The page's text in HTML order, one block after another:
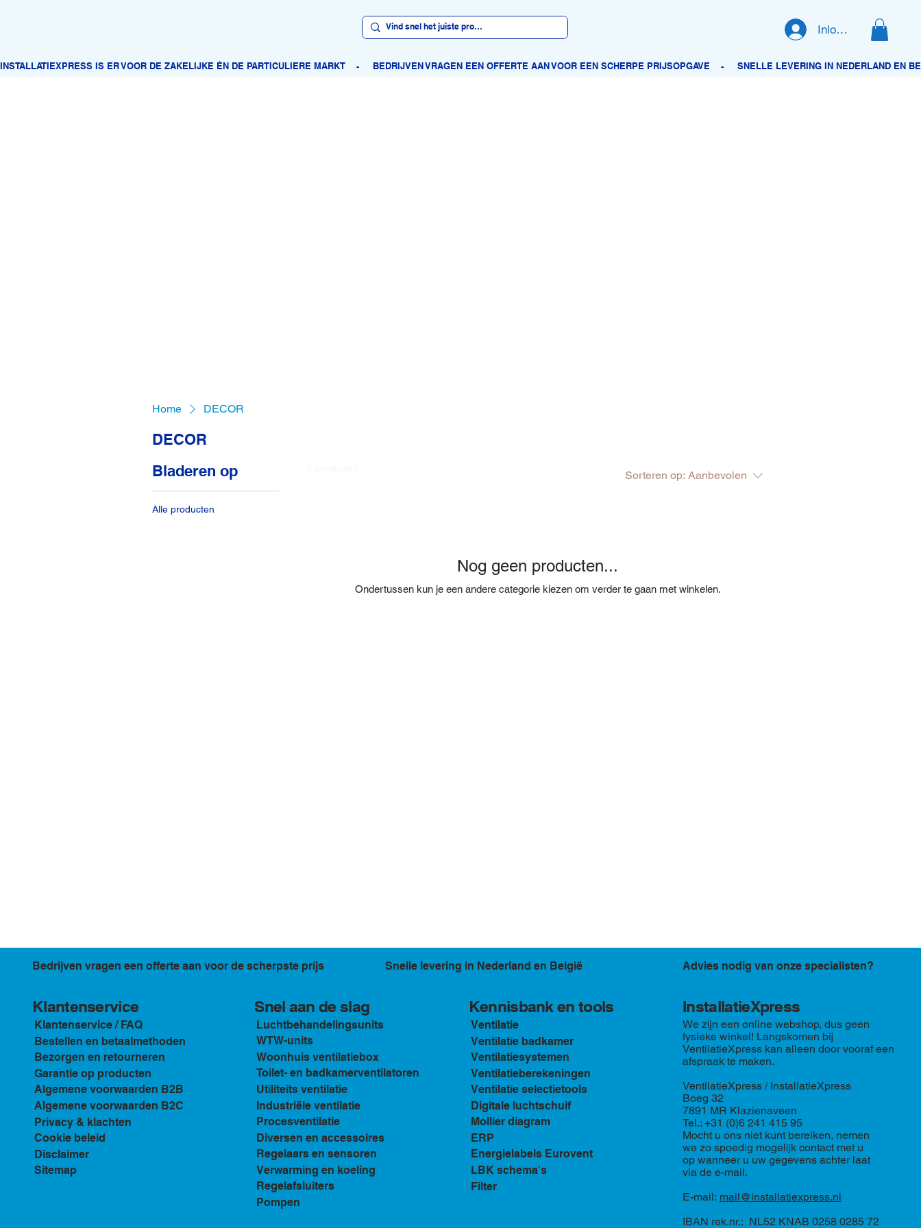
Inloggen
Home DECOR
DECOR
Bladeren op
Alle producten
Sorteren op: Aanbevolen
Nog geen producten...
Ondertussen kun je een andere categorie kiezen om verder te gaan met winkelen.
Klantenservice
Klantenservice / FAQ
Bestellen en betaalmethoden
Bezorgen en retourneren
Garantie op producten
Algemene voorwaarden B2B
Algemene voorwaarden B2C
Privacy & klachten
Cookie beleid
Disclaimer
Sitemap
Bedrijven vragen een offerte aan voor de scherpste prijs Snelle levering in Nederland en België Advies nodig van onze specialisten?
Snel aan de slag
Luchtbehandelingsunits
WTW-units
Woonhuis ventilatiebox
Toilet- en badkamerventilatoren
Utiliteits ventilatie
Industriële ventilatie
Procesventilatie
Diversen en accessoires
Regelaars en sensoren
Verwarming en koeling
Regelafsluiters
Pompen
Kennisbank en tools
Ventilatie
Ventilatie badkamer
Ventilatiesystemen
Ventilatieberekeningen
Ventilatie selectietools
Digitale luchtschuif
Mollier diagram
ERP
Energielabels Eurovent
LBK schema's
Filter
We zijn een online webshop, dus geen
fysieke winkel! Langskomen bij
VentilatieXpress kan alleen door vooraf een
afspraak te maken.
VentilatieXpress / InstallatieXpress
Boeg 32
7891 MR Klazienaveen
Tel.: +31 (0)6 241 415 95
Mocht u ons niet kunt bereiken, nemen
we zo spoedig mogelijk contact met u
op wanneer u uw gegevens achter laat
via de e-mail.
E-mail: mail@installatiexpress.nl
IBAN rek.nr.: NL52 KNAB 0258 0285 72
InstallatieXpress